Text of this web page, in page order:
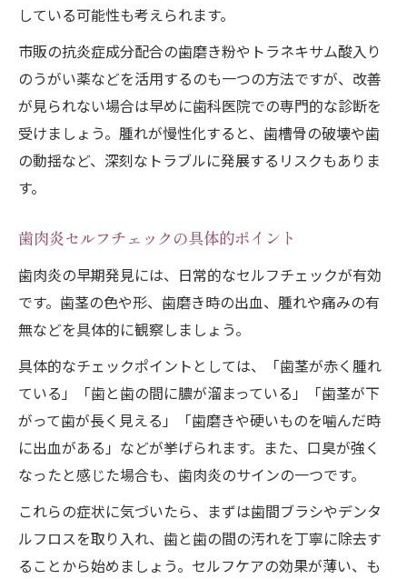
している可能性も考えられます。
市販の抗炎症成分配合の歯磨き粉やトラネキサム酸入り
のうがい薬などを活用するのも一つの方法ですが、改善
が見られない場合は早めに歯科医院での専門的な診断を
受けましょう。腫れが慢性化すると、歯槽骨の破壊や歯
の動揺など、深刻なトラブルに発展するリスクもありま
す。
歯肉炎セルフチェックの具体的ポイント
歯肉炎の早期発見には、日常的なセルフチェックが有効
です。歯茎の色や形、歯磨き時の出血、腫れや痛みの有
無などを具体的に観察しましょう。
具体的なチェックポイントとしては、「歯茎が赤く腫れ
ている」「歯と歯の間に膿が溜まっている」「歯茎が下
がって歯が長く見える」「歯磨きや硬いものを噛んだ時
に出血がある」などが挙げられます。また、口臭が強く
なったと感じた場合も、歯肉炎のサインの一つです。
これらの症状に気づいたら、まずは歯間ブラシやデンタ
ルフロスを取り入れ、歯と歯の間の汚れを丁寧に除去す
ることから始めましょう。セルフケアの効果が薄い、も